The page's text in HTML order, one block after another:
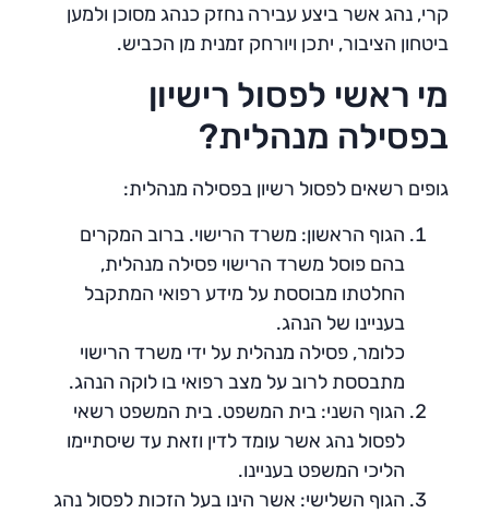
קרי, נהג אשר ביצע עבירה נחזק כנהג מסוכן ולמען
ביטחון הציבור, יתכן ויורחק זמנית מן הכביש.
מי ראשי לפסול רישיון
בפסילה מנהלית?
גופים רשאים לפסול רשיון בפסילה מנהלית:
הגוף הראשון: משרד הרישוי. ברוב המקרים
בהם פוסל משרד הרישוי פסילה מנהלית,
החלטתו מבוססת על מידע רפואי המתקבל
בעניינו של הנהג.
כלומר, פסילה מנהלית על ידי משרד הרישוי
מתבססת לרוב על מצב רפואי בו לוקה הנהג.
הגוף השני: בית המשפט. בית המשפט רשאי
לפסול נהג אשר עומד לדין וזאת עד שיסתיימו
הליכי המשפט בעניינו.
הגוף השלישי: אשר הינו בעל הזכות לפסול נהג